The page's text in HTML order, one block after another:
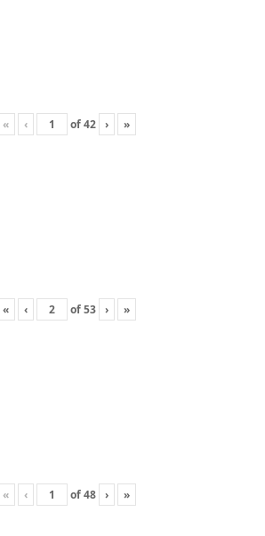
« ‹ of42 › »
« ‹ of53 › »
« ‹ of48 › »